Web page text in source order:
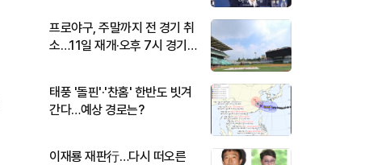
프로야구, 주말까지 전 경기 취
소…11일 재개·오후 7시 경기
태풍 '돌핀'·'찬홈' 한반도 빗겨
간다…예상 경로는?
이재룡 재판行…다시 떠오른